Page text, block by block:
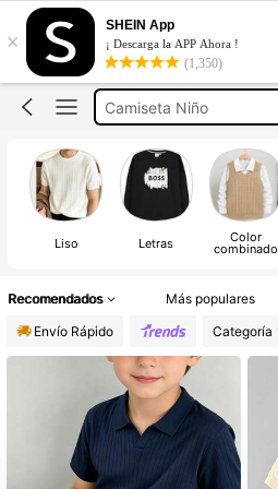
×
SHEIN App
¡ Descarga la APP Ahora !
(1,350)
Ralph Lauren
Polo Ralph Lauren
Camiseta Niño
Ropa Niño
Ralph Lauren
Liso Letras Color
combinado
Recomendados Más populares
Envío Rápido
Categoría